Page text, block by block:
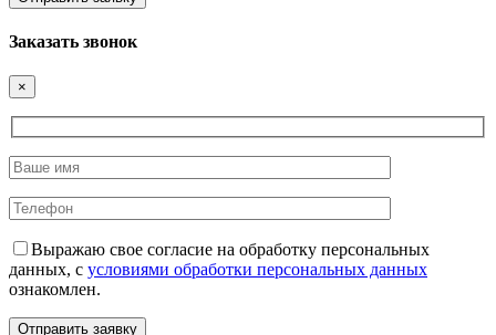
Заказать звонок
×
Выражаю свое согласие на обработку персональных
данных, с условиями обработки персональных данных
ознакомлен.